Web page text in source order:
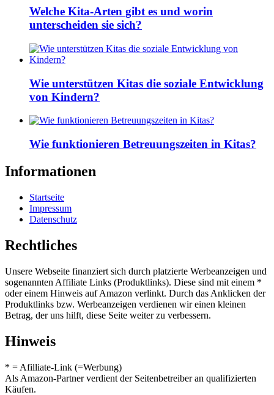
Welche Kita-Arten gibt es und worin
unterscheiden sie sich?
Wie unterstützen Kitas die soziale Entwicklung
von Kindern?
Wie funktionieren Betreuungszeiten in Kitas?
Informationen
Startseite
Impressum
Datenschutz
Rechtliches
Unsere Webseite finanziert sich durch platzierte Werbeanzeigen und
sogenannten Affiliate Links (Produktlinks). Diese sind mit einem *
oder einem Hinweis auf Amazon verlinkt. Durch das Anklicken der
Produktlinks bzw. Werbeanzeigen verdienen wir einen kleinen
Betrag, der uns hilft, diese Seite weiter zu verbessern.
Hinweis
* = Afilliate-Link (=Werbung)
Als Amazon-Partner verdient der Seitenbetreiber an qualifizierten
Käufen.